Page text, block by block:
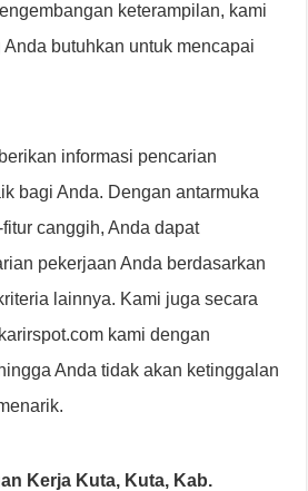
keterampilan, kami
butuhkan untuk mencapai
informasi pencarian
bagi Anda. Dengan antarmuka
canggih, Anda dapat
pekerjaan Anda berdasarkan
lainnya. Kami juga secara
kami dengan
Anda tidak akan ketinggalan
Kerja Kuta, Kuta, Kab.